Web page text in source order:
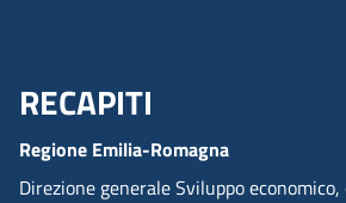
Menu Footer
RECAPITI
Regione Emilia-Romagna
Direzione generale Sviluppo